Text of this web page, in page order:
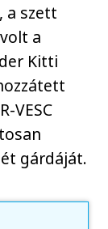
a szett
a
Kitti
VESC
gárdáját.